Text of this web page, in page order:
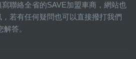
聯絡全省的SAVE加盟車商，網站也
若有任何疑問也可以直接撥打我們
答。